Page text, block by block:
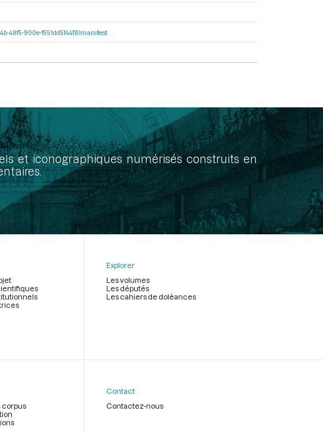
48f5-900e-f551dd5f44f8/manifest
et iconographiques numérisés construits en
Explorer
Les volumes
Les députés
Les cahiers de doléances
corpus
Contact
Contactez-nous